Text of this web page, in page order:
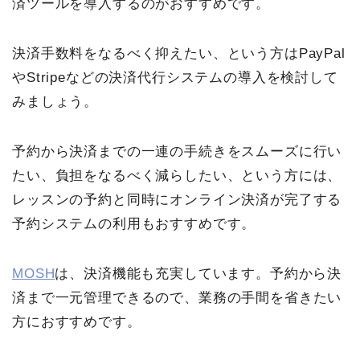
済ツールを導入するのがおすすめです。
決済手数料をなるべく抑えたい、という方はPayPal
やStripeなどの決済代行システムの導入を検討して
みましょう。
予約から決済までの一連の手続きをスムーズに行い
たい、負担をなるべく減らしたい、という方には、
レッスンの予約と同時にオンライン決済が完了する
予約システムの利用もおすすめです。
MOSHは、決済機能も充実しています。予約から決
済まで一元管理できるので、業務の手間を省きたい
方におすすめです。